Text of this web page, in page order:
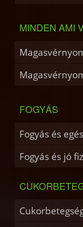
MINDEN AMI
FOGYÁS
Fogyás és
Fogyás és jó